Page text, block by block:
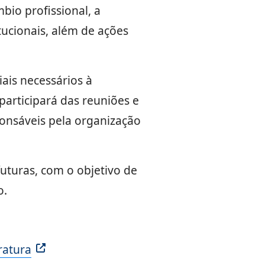
profissional, a
além de ações
necessários à
das reuniões e
pela organização
com o objetivo de